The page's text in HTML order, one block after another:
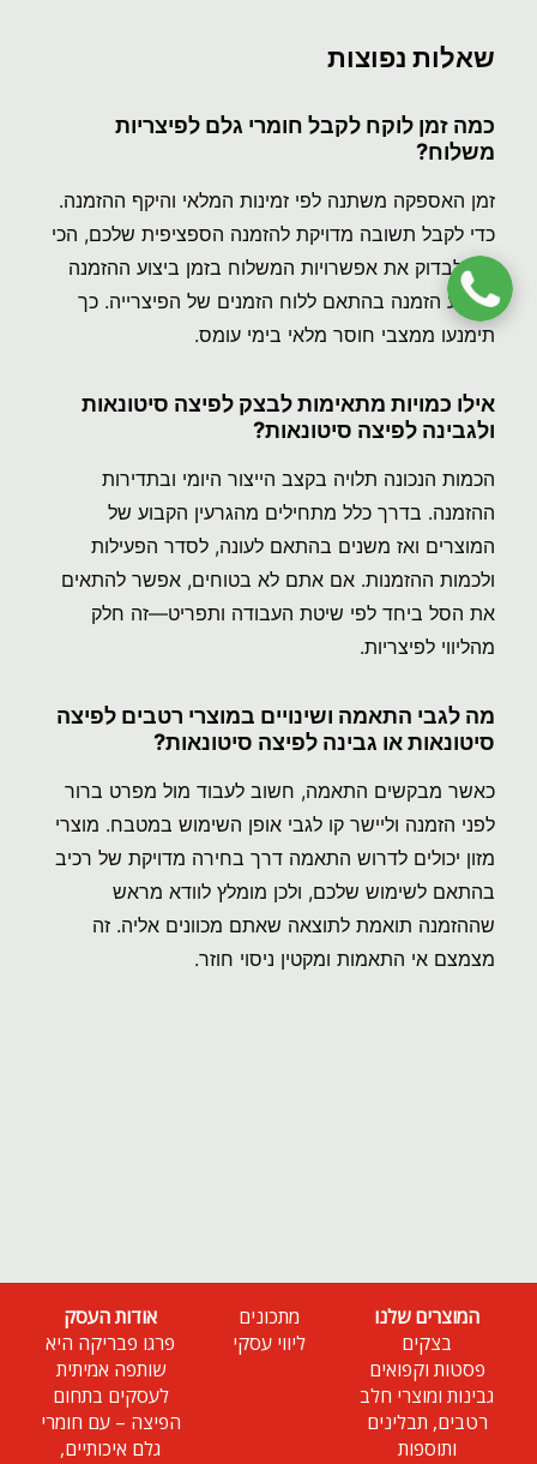
שאלות נפוצות
כמה זמן לוקח לקבל חומרי גלם לפיצריות
משלוח?
זמן האספקה משתנה לפי זמינות המלאי והיקף ההזמנה.
כדי לקבל תשובה מדויקת להזמנה הספציפית שלכם, הכי
נכון לבדוק את אפשרויות המשלוח בזמן ביצוע ההזמנה
ולבצע הזמנה בהתאם ללוח הזמנים של הפיצרייה. כך
תימנעו ממצבי חוסר מלאי בימי עומס.
אילו כמויות מתאימות לבצק לפיצה סיטונאות
ולגבינה לפיצה סיטונאות?
הכמות הנכונה תלויה בקצב הייצור היומי ובתדירות
ההזמנה. בדרך כלל מתחילים מהגרעין הקבוע של
המוצרים ואז משנים בהתאם לעונה, לסדר הפעילות
ולכמות ההזמנות. אם אתם לא בטוחים, אפשר להתאים
את הסל ביחד לפי שיטת העבודה ותפריט—זה חלק
מהליווי לפיצריות.
מה לגבי התאמה ושינויים במוצרי רטבים לפיצה
סיטונאות או גבינה לפיצה סיטונאות?
כאשר מבקשים התאמה, חשוב לעבוד מול מפרט ברור
לפני הזמנה וליישר קו לגבי אופן השימוש במטבח. מוצרי
מזון יכולים לדרוש התאמה דרך בחירה מדויקת של רכיב
בהתאם לשימוש שלכם, ולכן מומלץ לוודא מראש
שההזמנה תואמת לתוצאה שאתם מכוונים אליה. זה
מצמצם אי התאמות ומקטין ניסוי חוזר.
המוצרים שלנו
בצקים
פסטות וקפואים
גבינות ומוצרי חלב
רטבים, תבלינים
ותוספות
מתכונים
ליווי עסקי
אודות העסק
פרגו פבריקה היא
שותפה אמיתית
לעסקים בתחום
הפיצה – עם חומרי
גלם איכותיים,